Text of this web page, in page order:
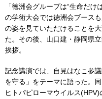
「徳洲会グループは“生命だ
の学術大会では徳洲会ブース
の姿を見ていただけることを
た。その後、山口建・静岡県
挨拶。
記念講演では、自見はなこ参
を守る」をテーマに語った。
ヒトパピローマウイルス